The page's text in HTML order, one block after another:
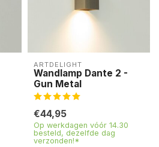
ARTDELIGHT
Wandlamp Dante 2 -
Gun Metal
€44,95
Op werkdagen vóór 14.30
besteld, dezelfde dag
verzonden!*